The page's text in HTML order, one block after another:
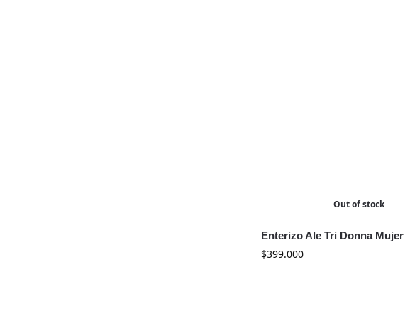
Out of stock
Enterizo Ale Tri Donna Mujer
$399.000